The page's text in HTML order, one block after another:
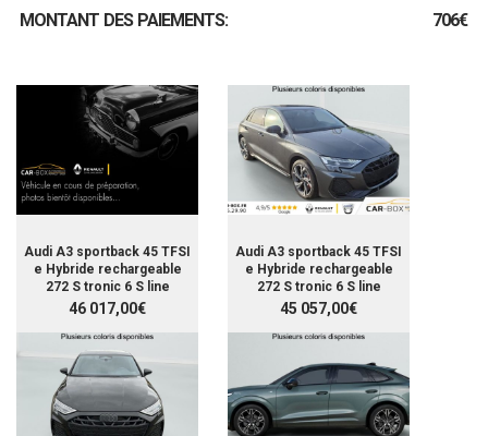
MONTANT DES PAIEMENTS:
706€
Audi A3 sportback 45 TFSI
e Hybride rechargeable
272 S tronic 6 S line
46 017,00€
Audi A3 sportback 45 TFSI
e Hybride rechargeable
272 S tronic 6 S line
45 057,00€